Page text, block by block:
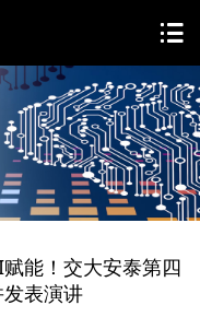
能！交大安泰第四
表演讲